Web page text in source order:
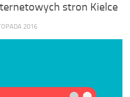
stron Kielce
2016